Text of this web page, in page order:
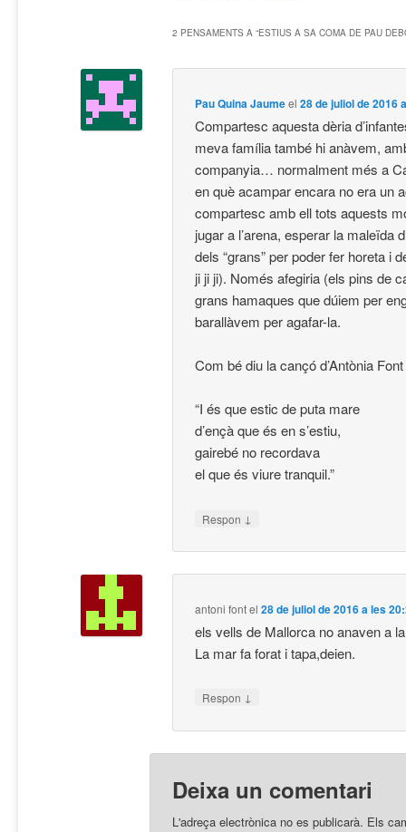
2 PENSAMENTS A “ESTIUS A SA COMA DE PAU
Pau Quina Jaumeel28 de juliol de 2016
Compartesc aquesta dèria
meva família també hi anàvem,
companyia… normalment més a
en què acampar encara no era un
compartesc amb ell tots aquests
jugar a l’arena, esperar la maleïda
dels “grans” per poder fer horeta i
ji ji ji). Només afegiria (els pins de
grans hamaques que dúiem per
barallàvem per agafar-la.
Com bé diu la cançó d’Antònia
“I és que estic de puta mare
d’ençà que és en s’estiu,
gairebé no recordava
el que és viure tranquil.”
Respon ↓
antoni fontel28 de juliol de 2016 a les
els vells de Mallorca no anaven a
La mar fa forat i tapa,deien.
Respon ↓
Deixa un comentari
L'adreça electrònica no es publicarà. Els